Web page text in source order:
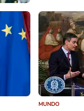
será
país
MUNDO